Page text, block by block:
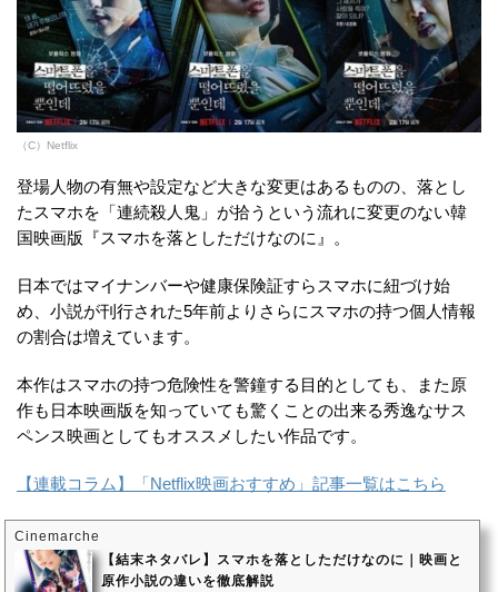
（C）Netflix
登場人物の有無や設定など大きな変更はあるものの、落とし
たスマホを「連続殺人鬼」が拾うという流れに変更のない韓
国映画版『スマホを落としただけなのに』。
日本ではマイナンバーや健康保険証すらスマホに紐づけ始
め、小説が刊行された5年前よりさらにスマホの持つ個人情報
の割合は増えています。
本作はスマホの持つ危険性を警鐘する目的としても、また原
作も日本映画版を知っていても驚くことの出来る秀逸なサス
ペンス映画としてもオススメしたい作品です。
【連載コラム】「Netflix映画おすすめ」記事一覧はこちら
Cinemarche
【結末ネタバレ】スマホを落としただけなのに｜映画と
原作小説の違いを徹底解説